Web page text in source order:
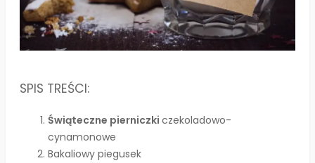
SPIS TREŚCI:
Świąteczne pierniczki czekoladowo-
cynamonowe
Bakaliowy piegusek